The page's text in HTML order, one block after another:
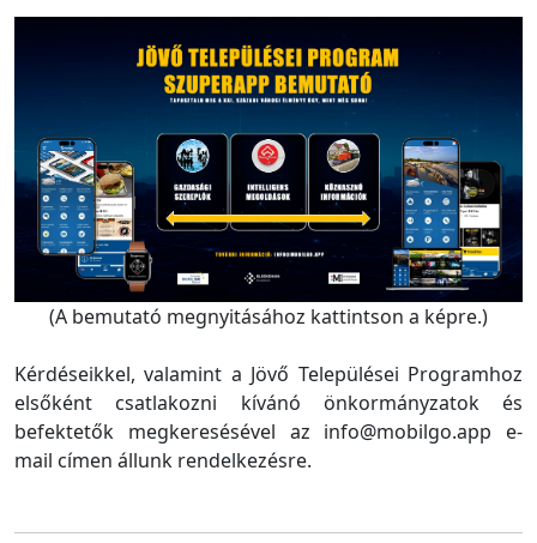
(A bemutató megnyitásához kattintson a képre.)
Kérdéseikkel, valamint a Jövő Települései Programhoz
elsőként csatlakozni kívánó önkormányzatok és
befektetők megkeresésével az info@mobilgo.app e-
mail címen állunk rendelkezésre.